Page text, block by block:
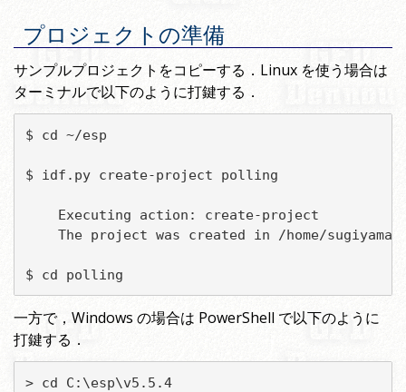
プロジェクトの準備
サンプルプロジェクトをコピーする．Linux を使う場合は
ターミナルで以下のように打鍵する．
$ cd ~/esp
$ idf.py create-project polling
    Executing action: create-project
The project was created in /home/sugiyama/
$ cd polling
一方で，Windows の場合は PowerShell で以下のように
打鍵する．
> cd C:\esp\v5.5.4